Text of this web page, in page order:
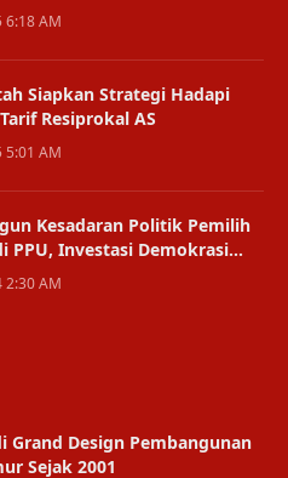
6:18 AM
Siapkan Strategi Hadapi
Resiprokal AS
5:01 AM
Kesadaran Politik Pemilih
PPU, Investasi Demokrasi
Depan
2:30 AM
Grand Design Pembangunan
Sejak 2001